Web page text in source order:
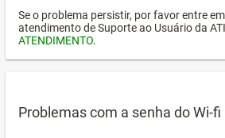
Se o problema persistir, por favor entre
atendimento de Suporte ao Usuário da
ATENDIMENTO.
Problemas com a senha do Wi-fi